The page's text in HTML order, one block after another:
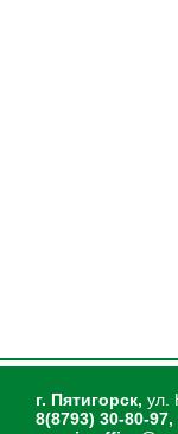
г. Пятигорск, ул.
8(8793) 30-80-